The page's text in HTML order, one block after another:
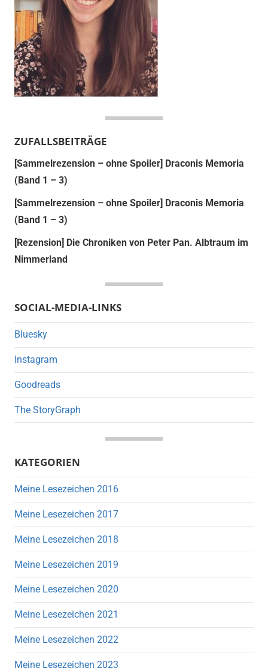
ZUFALLSBEITRÄGE
[Sammelrezension – ohne Spoiler] Draconis Memoria
(Band 1 – 3)
[Sammelrezension – ohne Spoiler] Draconis Memoria
(Band 1 – 3)
[Rezension] Die Chroniken von Peter Pan. Albtraum im
Nimmerland
SOCIAL-MEDIA-LINKS
Bluesky
Instagram
Goodreads
The StoryGraph
KATEGORIEN
Meine Lesezeichen 2016
Meine Lesezeichen 2017
Meine Lesezeichen 2018
Meine Lesezeichen 2019
Meine Lesezeichen 2020
Meine Lesezeichen 2021
Meine Lesezeichen 2022
Meine Lesezeichen 2023